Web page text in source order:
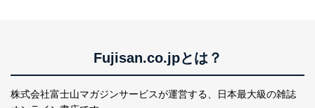
ソフトウェア等を導入し、自動更新 機能等の活用
情報システムの使用に伴う漏洩等の防止
Fujisan.co.jpとは？
株式会社富士山マガジンサービスが運営する、
日本最大級の雑誌